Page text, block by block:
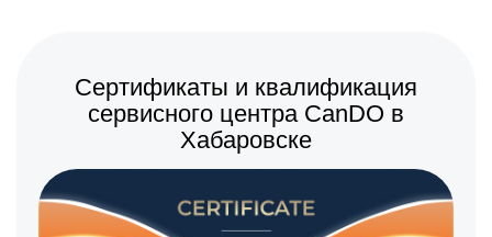
Замена ТЭН Заказать
Замена мотор-
650 р
Сертификаты и квалификация
сервисного центра CanDO в
Хабаровске